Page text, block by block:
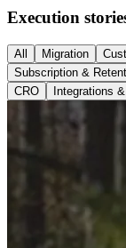
Execution
All Migration
Subscription &
CRO
Integrations